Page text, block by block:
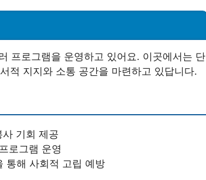
프로그램을 운영하고 있어요. 이곳에서는 단
적 지지와 소통 공간을 마련하고 있답니다.
기회 제공
로그램 운영
통해 사회적 고립 예방